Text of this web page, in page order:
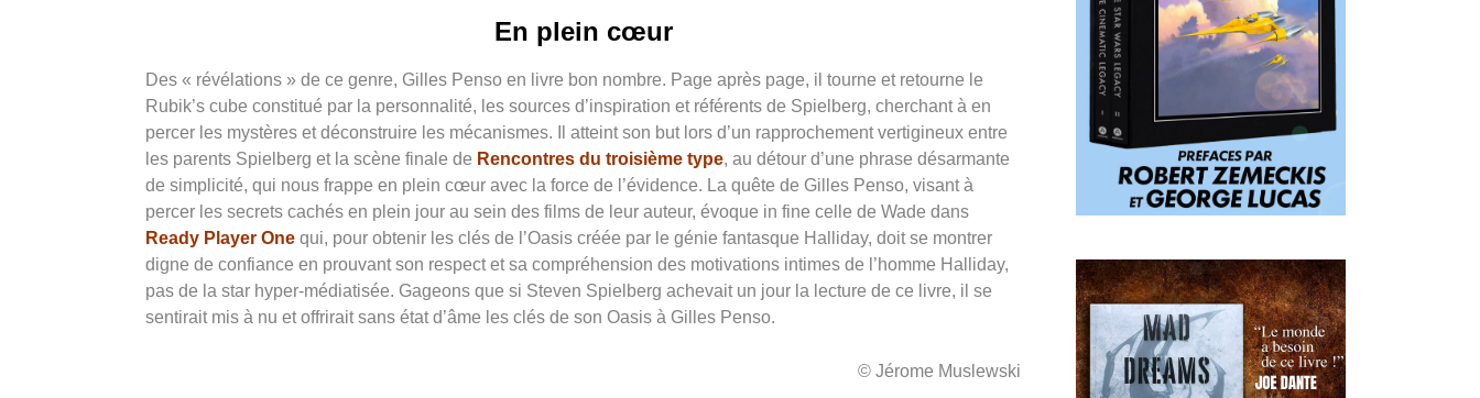
En plein cœur
Des « révélations » de ce genre, Gilles Penso en livre bon nombre. Page après page, il tourne et retourne le
Rubik’s cube constitué par la personnalité, les sources d’inspiration et référents de Spielberg, cherchant à en
percer les mystères et déconstruire les mécanismes. Il atteint son but lors d’un rapprochement vertigineux entre
les parents Spielberg et la scène finale de Rencontres du troisième type, au détour d’une phrase désarmante
de simplicité, qui nous frappe en plein cœur avec la force de l’évidence. La quête de Gilles Penso, visant à
percer les secrets cachés en plein jour au sein des films de leur auteur, évoque in fine celle de Wade dans
Ready Player One qui, pour obtenir les clés de l’Oasis créée par le génie fantasque Halliday, doit se montrer
digne de confiance en prouvant son respect et sa compréhension des motivations intimes de l’homme Halliday,
pas de la star hyper-médiatisée. Gageons que si Steven Spielberg achevait un jour la lecture de ce livre, il se
sentirait mis à nu et offrirait sans état d’âme les clés de son Oasis à Gilles Penso.
© Jérome Muslewski